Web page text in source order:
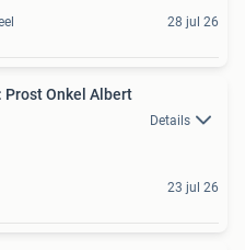
28 jul 26
Prost Onkel Albert
Details
23 jul 26